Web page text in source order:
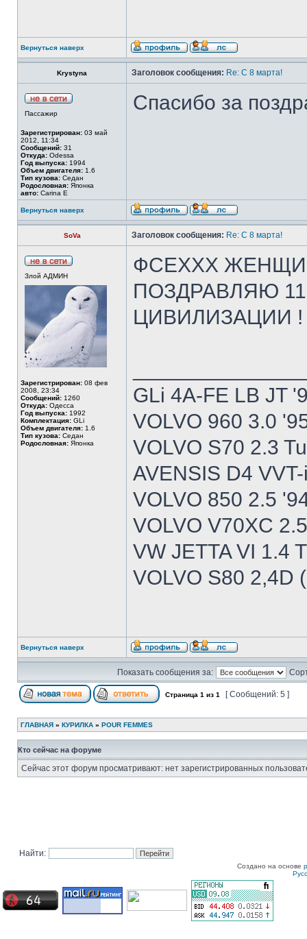
Вернуться наверх
Krystyna Заголовок сообщения: Re: С 8 марта!
Пассажир
Зарегистрирован: 03 май
2012, 11:34
Сообщений: 31
Откуда: Odessa
Год выпуска: 1994
Объем двигателя: 1.6
Тип кузова: Седан
Родословная: Японка
авто: Carina E
Спасибо за
Вернуться наверх
SoVa Заголовок сообщения: Re: С 8 марта!
Злой АДМИН
Зарегистрирован: 08 фев
2008, 23:34
Сообщений: 1260
Откуда: Одесса
Год выпуска: 1992
Комплектация: GLi
Объем двигателя: 1.6
Тип кузова: Седан
Родословная: Японка
ФСЕХХХ
ПОЗДРАВЛЯЮ
ЦИВИЛИЗАЦИИ !
GLi 4A-FE LB JT
VOLVO 960 3.0
VOLVO S70 2.3
AVENSIS D4
VOLVO 850 2.5
VOLVO V70XC
VW JETTA VI 1.4
VOLVO S80 2,4D
Вернуться наверх
Показать сообщения за:
Страница 1 из 1 [ Сообщений: 5 ]
ГЛАВНАЯ » КУРИЛКА » POUR FEMMES
Кто сейчас на форуме
Сейчас этот форум просматривают: нет зарегистрированных
Найти:
Создано на основе